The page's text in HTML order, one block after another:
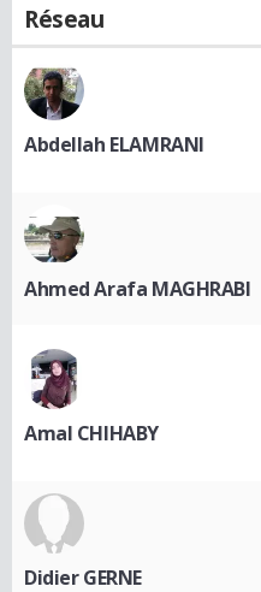
Réseau
Abdellah ELAMRANI
Ahmed Arafa MAGHRABI
Amal CHIHABY
Didier GERNE